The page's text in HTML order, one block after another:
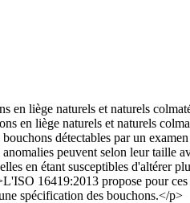
liège naturels et naturels
en liège naturels et naturels
détectables par un
peuvent selon leur taille
en étant susceptibles d'altérer
16419:2013 propose pour ces
spécification des bouchons.</p>